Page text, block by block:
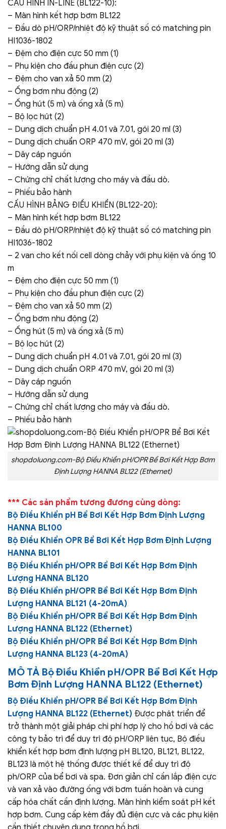
CẤU HÌNH IN-LINE (BL122-10):
– Màn hình kết hợp bơm BL122
– Đầu dò pH/ORP/nhiệt độ kỹ thuật số có matching pin
HI1036-1802
– Đệm cho điện cực 50 mm (1)
– Phụ kiện cho đầu phun điện cực (2)
– Đệm cho van xả 50 mm (2)
– Ống bơm nhu động (2)
– Ống hút (5 m) và ống xả (5 m)
– Bộ lọc hút (2)
– Dung dịch chuẩn pH 4.01 và 7.01, gói 20 ml (3)
– Dung dịch chuẩn ORP 470 mV, gói 20 ml (3)
– Dây cáp nguồn
– Hướng dẫn sử dụng
– Chứng chỉ chất lượng cho máy và đầu dò.
– Phiếu bảo hành
CẤU HÌNH BẢNG ĐIỀU KHIỂN (BL122-20):
– Màn hình kết hợp bơm BL122
– Đầu dò pH/ORP/nhiệt độ kỹ thuật số có matching pin
HI1036-1802
– 2 van cho kết nối cell dòng chảy với phụ kiện và ống 10
m
– Đệm cho điện cực 50 mm (1)
– Phụ kiện cho đầu phun điện cực (2)
– Đệm cho van xả 50 mm (2)
– Ống bơm nhu động (2)
– Ống hút (5 m) và ống xả (5 m)
– Bộ lọc hút (2)
– Dung dịch chuẩn pH 4.01 và 7.01, gói 20 ml (3)
– Dung dịch chuẩn ORP 470 mV, gói 20 ml (3)
– Dây cáp nguồn
– Hướng dẫn sử dụng
– Chứng chỉ chất lượng cho máy và đầu dò.
– Phiếu bảo hành
shopdoluong.com-Bộ Điều Khiển pH/OPR Bể Bơi Kết Hợp Bơm
Định Lượng HANNA BL122 (Ethernet)
*** Các sản phẩm tương đương cùng dòng:
Bộ Điều Khiển pH Bể Bơi Kết Hợp Bơm Định Lượng
HANNA BL100
Bộ Điều Khiển OPR Bể Bơi Kết Hợp Bơm Định Lượng
HANNA BL101
Bộ Điều Khiển pH/OPR Bể Bơi Kết Hợp Bơm Định
Lượng HANNA BL120
Bộ Điều Khiển pH/OPR Bể Bơi Kết Hợp Bơm Định
Lượng HANNA BL121 (4-20mA)
Bộ Điều Khiển pH/OPR Bể Bơi Kết Hợp Bơm Định
Lượng HANNA BL122 (Ethernet)
Bộ Điều Khiển pH/OPR Bể Bơi Kết Hợp Bơm Định
Lượng HANNA BL123 (4-20mA)
MÔ TẢ Bộ Điều Khiển pH/OPR Bể Bơi Kết Hợp
Bơm Định Lượng HANNA BL122 (Ethernet)
Bộ Điều Khiển pH/OPR Bể Bơi Kết Hợp Bơm Định
Lượng HANNA BL122 (Ethernet) Được phát triển để
trở thành một giải pháp chi phí hợp lý cho hồ bơi và các
công ty bảo trì để duy trì độ pH/ORP liên tục, Bộ điều
khiển kết hợp bơm định lượng pH BL120, BL121, BL122,
BL123 là một hệ thống được thiết kế để duy trì độ
ph/ORP của bể bơi và spa. Đơn giản chỉ cần lắp điện cực
và van xả vào đường ống với bơm tuần hoàn và cung
cấp hóa chất cần định lượng. Màn hình kiểm soát pH kết
hợp bơm. Cung cấp kèm đầy đủ điện cực và các phụ kiện